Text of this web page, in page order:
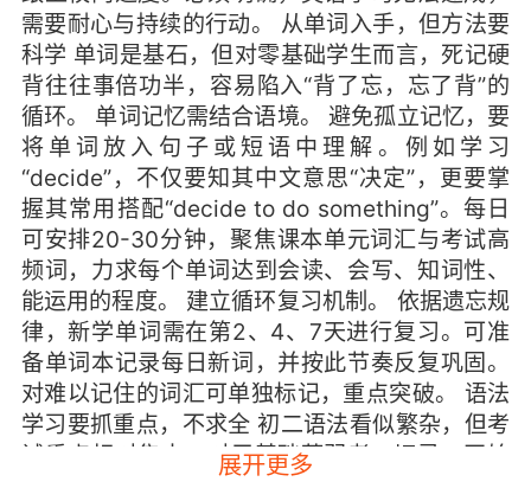
需要耐心与持续的行动。 从单词入手，但方法要
科学 单词是基石，但对零基础学生而言，死记硬
背往往事倍功半，容易陷入“背了忘，忘了背”的
循环。 单词记忆需结合语境。 避免孤立记忆，要
将单词放入句子或短语中理解。例如学习
“decide”，不仅要知其中文意思“决定”，更要掌
握其常用搭配“decide to do something”。每日
可安排20-30分钟，聚焦课本单元词汇与考试高
频词，力求每个单词达到会读、会写、知词性、
能运用的程度。 建立循环复习机制。 依据遗忘规
律，新学单词需在第2、4、7天进行复习。可准
备单词本记录每日新词，并按此节奏反复巩固。
对难以记住的词汇可单独标记，重点突破。 语法
学习要抓重点，不求全 初二语法看似繁杂，但考
试重点相对集中。对于基础薄弱者，切忌一开始
就追求面面俱到，那样只会增加畏难情绪。 优先
展开更多